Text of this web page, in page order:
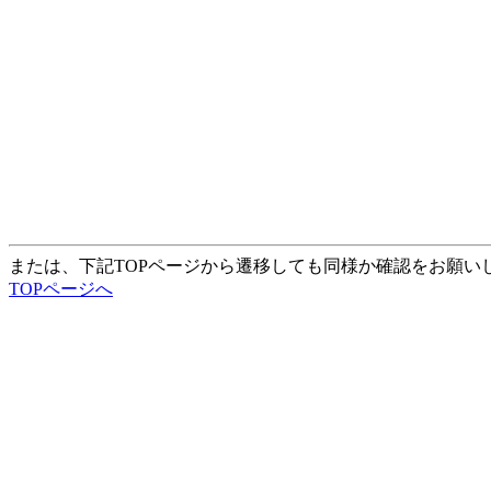
または、下記TOPページから遷移しても同様か確認をお願い
TOPページへ